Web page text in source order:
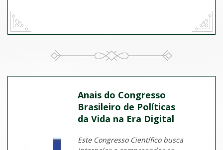
Anais do Congresso
Brasileiro de Políticas
da Vida na Era Digital
Este Congresso Científico busca